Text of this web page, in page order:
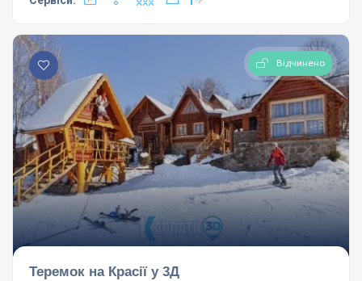
Відчинено
Теремок на Красії у 3Д